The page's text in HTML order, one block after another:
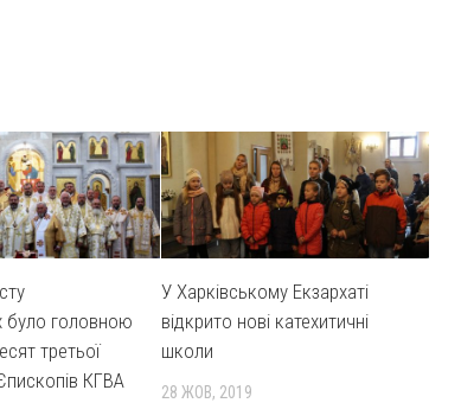
було головною
третьої
КГВА
У Харківському Екзархаті
відкрито нові катехитичні
школи
28 ЖОВ, 2019